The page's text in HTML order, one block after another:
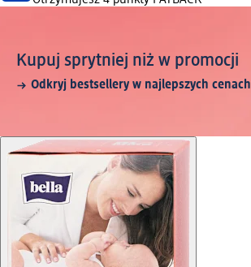
Kupuj sprytniej niż w promocji
Odkryj bestsellery w najlepszych cenach